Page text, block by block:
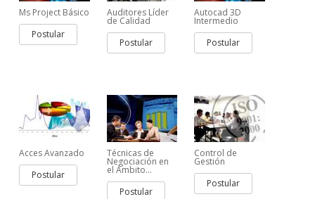
Ms Project Básico
Postular
Auditores Líder
de Calidad
Postular
Autocad 3D
Intermedio
Postular
Acces Avanzado
Postular
Técnicas de
Negociación en
el Ámbito...
Postular
Control de
Gestión
Postular